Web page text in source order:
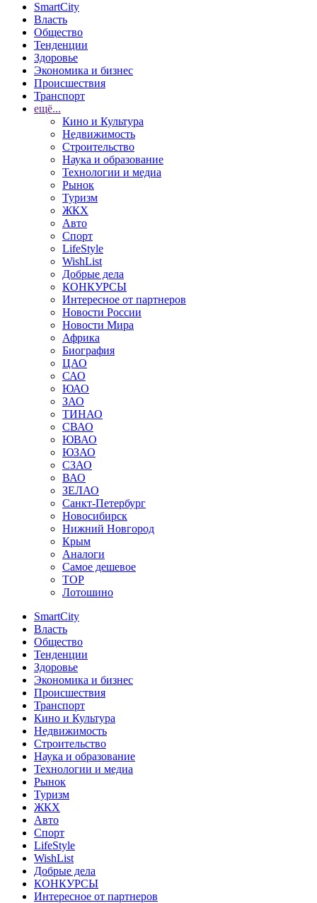
SmartCity
Власть
Общество
Тенденции
Здоровье
Экономика и бизнес
Происшествия
Транспорт
ещё...
Кино и Культура
Недвижимость
Строительство
Наука и образование
Технологии и медиа
Рынок
Туризм
ЖКХ
Авто
Спорт
LifeStyle
WishList
Добрые дела
КОНКУРСЫ
Интересное от партнеров
Новости России
Новости Мира
Африка
Биография
ЦАО
САО
ЮАО
ЗАО
ТИНАО
СВАО
ЮВАО
ЮЗАО
СЗАО
ВАО
ЗЕЛАО
Санкт-Петербург
Новосибирск
Нижний Новгород
Крым
Аналоги
Самое дешевое
TOP
Лотошино
SmartCity
Власть
Общество
Тенденции
Здоровье
Экономика и бизнес
Происшествия
Транспорт
Кино и Культура
Недвижимость
Строительство
Наука и образование
Технологии и медиа
Рынок
Туризм
ЖКХ
Авто
Спорт
LifeStyle
WishList
Добрые дела
КОНКУРСЫ
Интересное от партнеров